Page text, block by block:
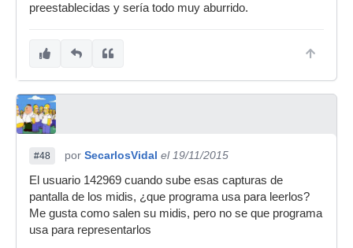
preestablecidas y sería todo muy aburrido.
#48 por SecarlosVidal el 19/11/2015
El usuario 142969 cuando sube esas capturas de
pantalla de los midis, ¿que programa usa para leerlos?
Me gusta como salen su midis, pero no se que programa
usa para representarlos